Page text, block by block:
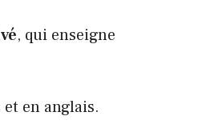
, qui enseigne
en anglais.